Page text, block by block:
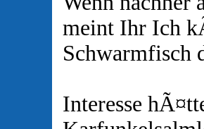
meint Ihr Ich
Schwarmfisch
Interesse